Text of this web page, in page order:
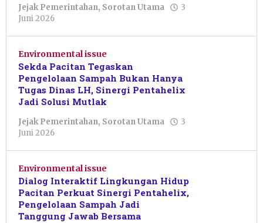
Jejak Pemerintahan, Sorotan Utama
3
Juni 2026
Azizah
Environmental issue
Sekda Pacitan Tegaskan
Pengelolaan Sampah Bukan Hanya
Tugas Dinas LH, Sinergi Pentahelix
Jadi Solusi Mutlak
Jejak Pemerintahan, Sorotan Utama
3
Juni 2026
Azizah
Environmental issue
Dialog Interaktif Lingkungan Hidup
Pacitan Perkuat Sinergi Pentahelix,
Pengelolaan Sampah Jadi
Tanggung Jawab Bersama